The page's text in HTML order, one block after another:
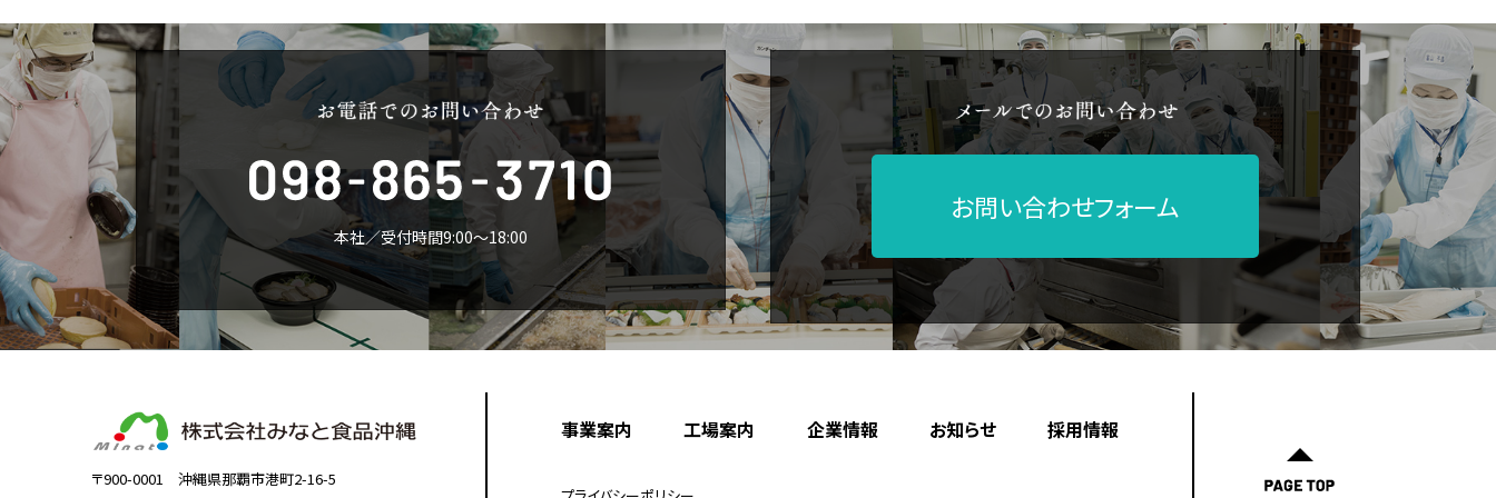
本社／受付時間9:00〜18:00
お問い合わせフォーム
〒900-0001 沖縄県那覇市港町2-16-5
事業案内 工場案内 企業情報 お知らせ 採用情報